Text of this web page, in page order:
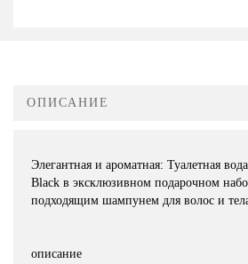
ОПИСАНИЕ
Элегантная и ароматная: Туалетная
Black в эксклюзивном подарочном
подходящим шампунем для волос и
описание